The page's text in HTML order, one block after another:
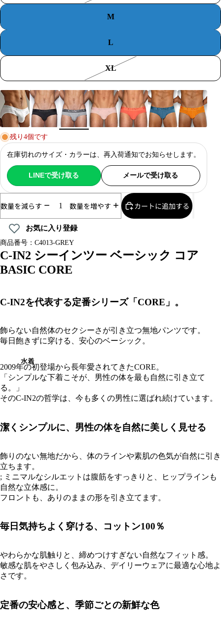
水着
M
L
XL
Color グレー
残り4個です
在庫切れのサイズ・カラーは、再入荷通知でお知らせします。
LINEで受け取る メールで受け取る
数量を減らす 数量を増やす カートに追加する
お気に入り登録
商品番号：C4013-GREY
C-IN2 シーインツー ベーシック コア
BASIC CORE
C-IN2を代表する定番シリーズ「CORE」。
飾らない自然体のセクシーさが引き立つ無地パンツです。
毎日飽きずに穿ける、安心のベーシック。
2009年の初登場から長年愛されてきたCORE。
「シンプルな下着こそが、男性の体を最も自然に引き立て
る。」
そのC-IN2の哲学は、今も多くの男性に選ばれ続けています。
潔くシンプルに、男性の体を自然に美しく見せる
飾りのない無地だから、体のラインや素肌の色気が自然に引き
立ちます。
; ミニマルなシルエットは腹筋をすっきりと、ヒップラインも
自然な立体感に。
フロントも、ありのままの形を引き立てます。
毎日気持ちよく穿ける、コットン100％
やわらかな肌触りと、締めつけすぎない自然なフィット感。
敏感な肌をやさしく包み込み、デイリーウェアに最適な心地よ
さです。
定番の安心感と、季節ごとの新鮮な色